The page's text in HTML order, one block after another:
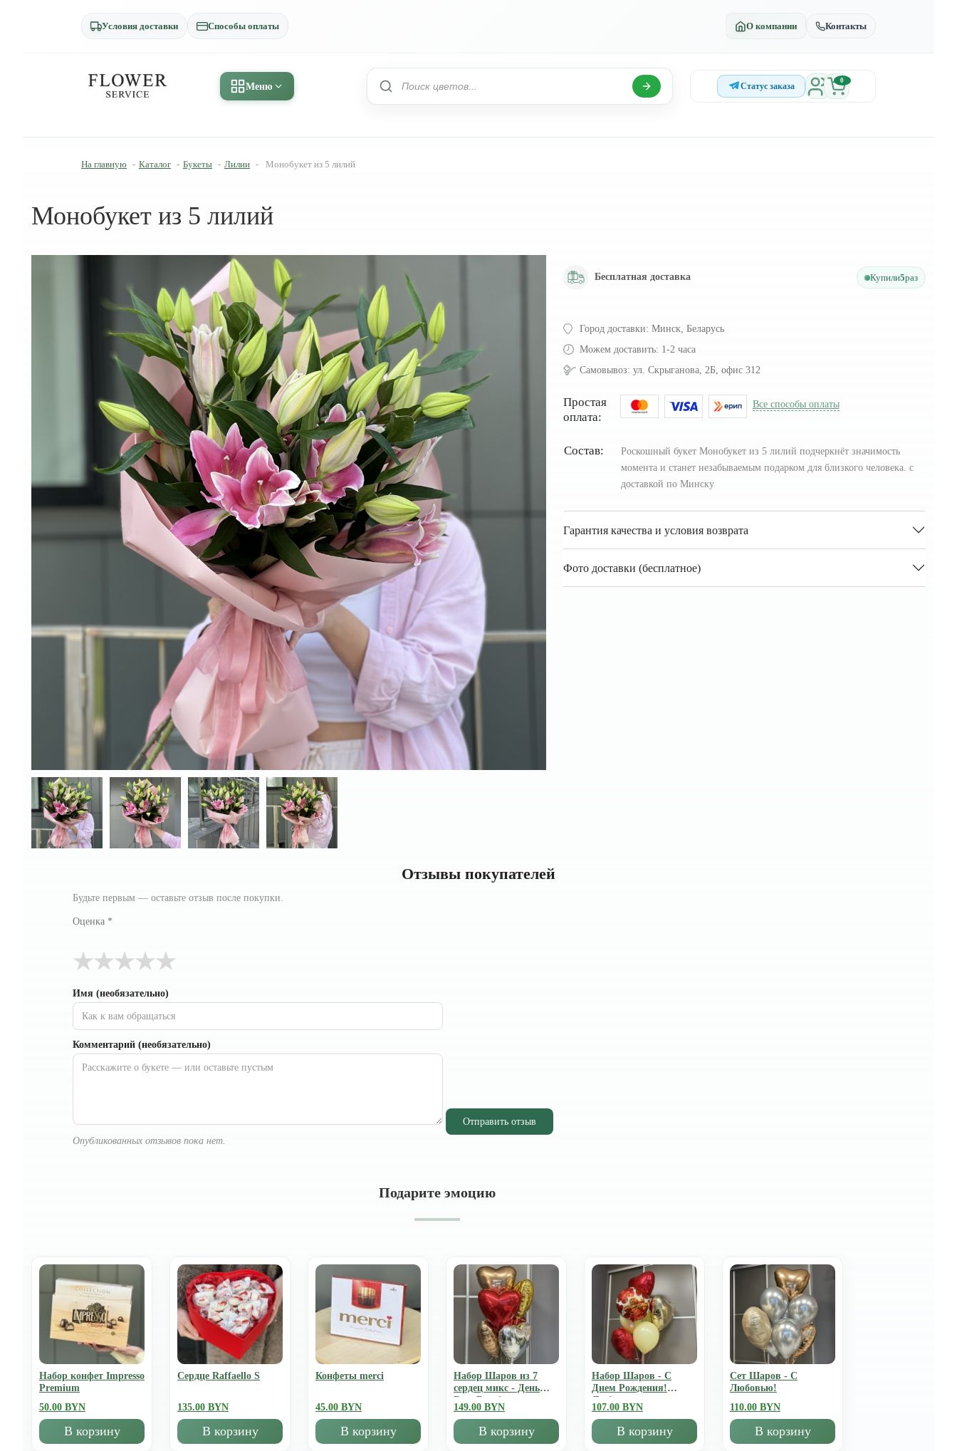
Условия доставки Способы оплаты О компании Контакты
Меню Статус заказа
0
На главную - Каталог - Букеты - Лилии - Монобукет из 5 лилий
Монобукет из 5 лилий
Бесплатная доставка Купили5раз
Город доставки: Минск, Беларусь
Можем доставить: 1-2 часа
Самовывоз: ул. Скрыганова, 2Б, офис 312
Простая
оплата:
Все способы оплаты
Состав:
Роскошный букет Монобукет из 5 лилий подчеркнёт значимость
момента и станет незабываемым подарком для близкого человека. с
доставкой по Минску
Гарантия качества и условия возврата
Фото доставки (бесплатное)
Отзывы покупателей
Будьте первым — оставьте отзыв после покупки.
Оценка *
★
★
★
★
★
Имя (необязательно)
Комментарий (необязательно)
Отправить отзыв
Опубликованных отзывов пока нет.
Подарите эмоцию
Набор конфет Impresso
Premium
50.00 BYN
В корзину
Сердце Raffaello S
135.00 BYN
В корзину
Конфеты merci
45.00 BYN
В корзину
Набор Шаров из 7
сердец микс - День
Всех Влюбленных
149.00 BYN
В корзину
Набор Шаров - С
Днем Рождения!
Люблю
107.00 BYN
В корзину
Сет Шаров - С
Любовью!
110.00 BYN
В корзину